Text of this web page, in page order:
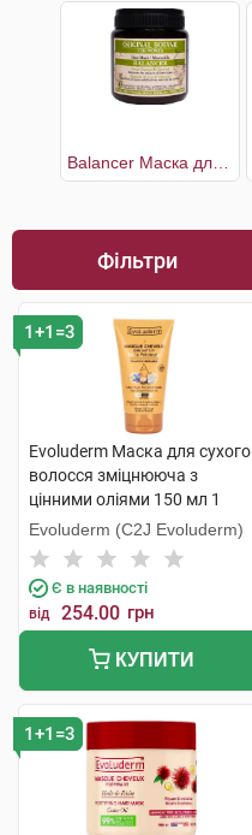
Фільтри
1+1=3
Evoluderm Маска для сухого
волосся зміцнююча з
цінними оліями 150 мл 1
туба
Evoluderm (C2J Evoluderm)
Є в наявності
від 254.00 грн
КУПИТИ
1+1=3